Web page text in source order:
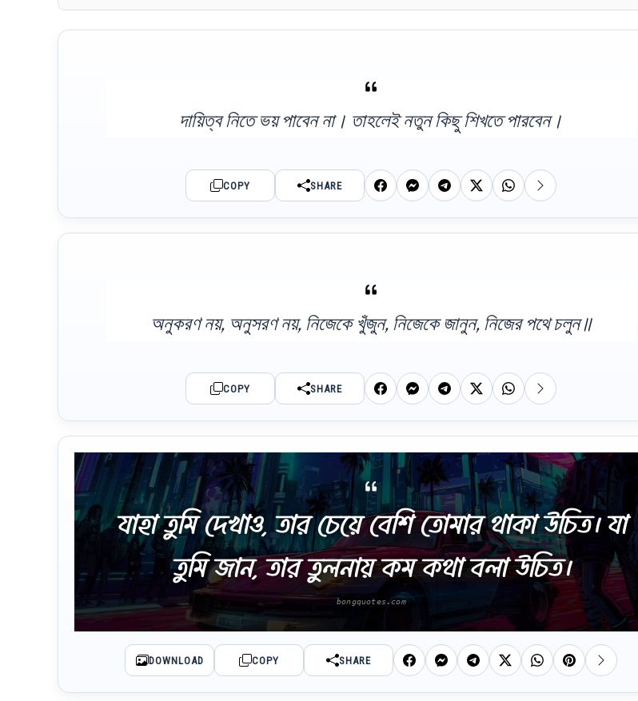
দায়িত্ব নিতে ভয় পাবেন না। তাহলেই নতুন কিছু শিখতে পারবেন।
COPY SHARE
অনুকরণ নয়, অনুসরণ নয়, নিজেকে খুঁজুন, নিজেকে জানুন, নিজের পথে চলুন॥
COPY SHARE
যাহা তুমি দেখাও, তার চেয়ে বেশি তোমার থাকা উচিত। যা
তুমি জান, তার তুলনায় কম কথা বলা উচিত।
DOWNLOAD COPY SHARE